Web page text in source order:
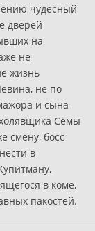
чудесный
дверей
на
не
жизнь
не по
и сына
Сёмы
смену, босс
в
в коме,
пакостей.